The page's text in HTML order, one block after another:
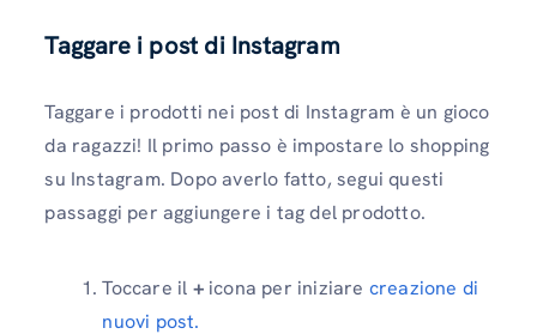
Taggare i post di Instagram
Taggare i prodotti nei post di Instagram è un gioco
da ragazzi! Il primo passo è impostare lo shopping
su Instagram. Dopo averlo fatto, segui questi
passaggi per aggiungere i tag del prodotto.
Toccare il +icona per iniziare creazione di
nuovi post.